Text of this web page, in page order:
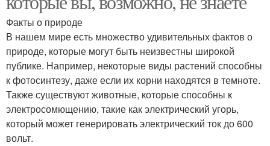
Факты о природе
В нашем мире есть множество удивительных фактов о
природе, которые могут быть неизвестны широкой
публике. Например, некоторые виды растений способны
к фотосинтезу, даже если их корни находятся в темноте.
Также существуют животные, которые способны к
электросомющению, такие как электрический угорь,
который может генерировать электрический ток до 600
вольт.